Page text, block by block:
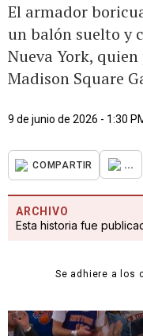
El armador
un balón suelto y
Nueva York,
Madison Square
9 de junio de 2026 - 1:30
COMPARTIR ...
ARCHIVO
Esta historia fue
Se adhiere a los